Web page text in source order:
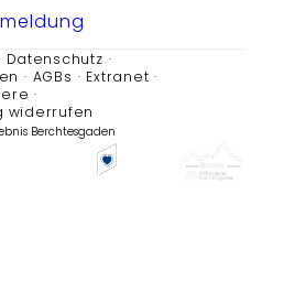
Datenschutz
AGBs
Extranet
widerrufen
Berchtesgaden